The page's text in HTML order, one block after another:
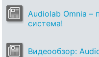
Audiolab Omnia –
система!
Видеообзор: